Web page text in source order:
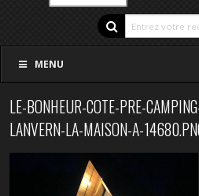
MENU
LE-BONHEUR-COTE-PRE-
LANVERN-LA-MAISON-A-